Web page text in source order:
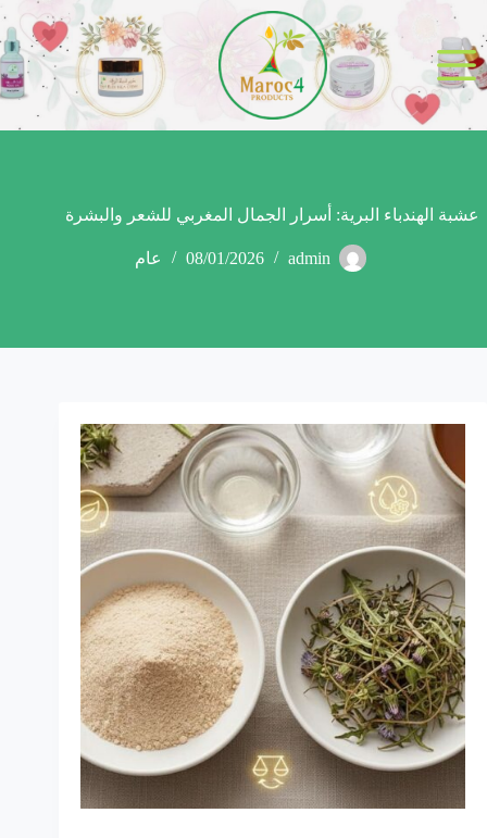
المحتوى
عشبة الهندباء البرية: أسرار الجمال المغربي للشعر والبشرة
admin
08/01/2026 عام